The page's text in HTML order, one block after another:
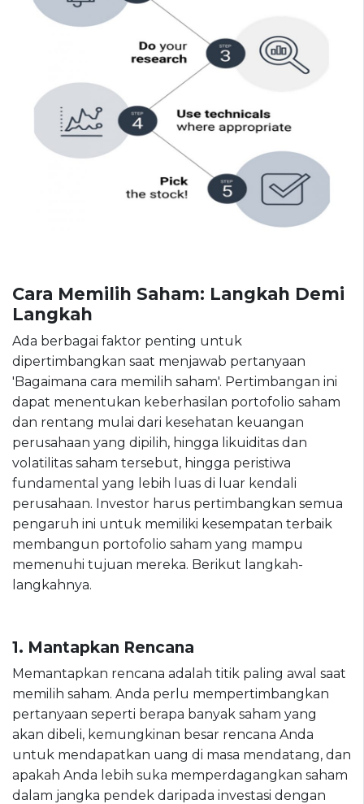
Cara Memilih Saham: Langkah Demi
Langkah
Ada berbagai faktor penting untuk
dipertimbangkan saat menjawab pertanyaan
'Bagaimana cara memilih saham'. Pertimbangan ini
dapat menentukan keberhasilan portofolio saham
dan rentang mulai dari kesehatan keuangan
perusahaan yang dipilih, hingga likuiditas dan
volatilitas saham tersebut, hingga peristiwa
fundamental yang lebih luas di luar kendali
perusahaan. Investor harus pertimbangkan semua
pengaruh ini untuk memiliki kesempatan terbaik
membangun portofolio saham yang mampu
memenuhi tujuan mereka. Berikut langkah-
langkahnya.
1. Mantapkan Rencana
Memantapkan rencana adalah titik paling awal saat
memilih saham. Anda perlu mempertimbangkan
pertanyaan seperti berapa banyak saham yang
akan dibeli, kemungkinan besar rencana Anda
untuk mendapatkan uang di masa mendatang, dan
apakah Anda lebih suka memperdagangkan saham
dalam jangka pendek daripada investasi dengan